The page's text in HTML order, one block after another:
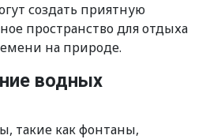
создать приятную
пространство для отдыха
на природе.
водных
такие как фонтаны,